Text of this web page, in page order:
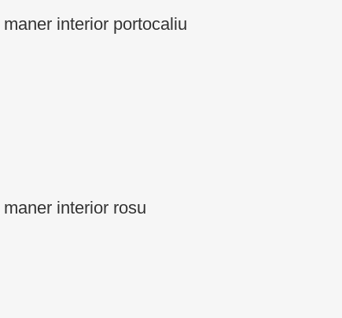
interior portocaliu
interior rosu